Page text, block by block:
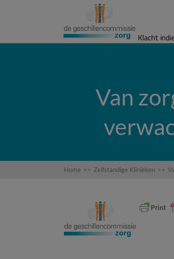
Klacht
Van
Home >> Zelfstandige Klinieken >>